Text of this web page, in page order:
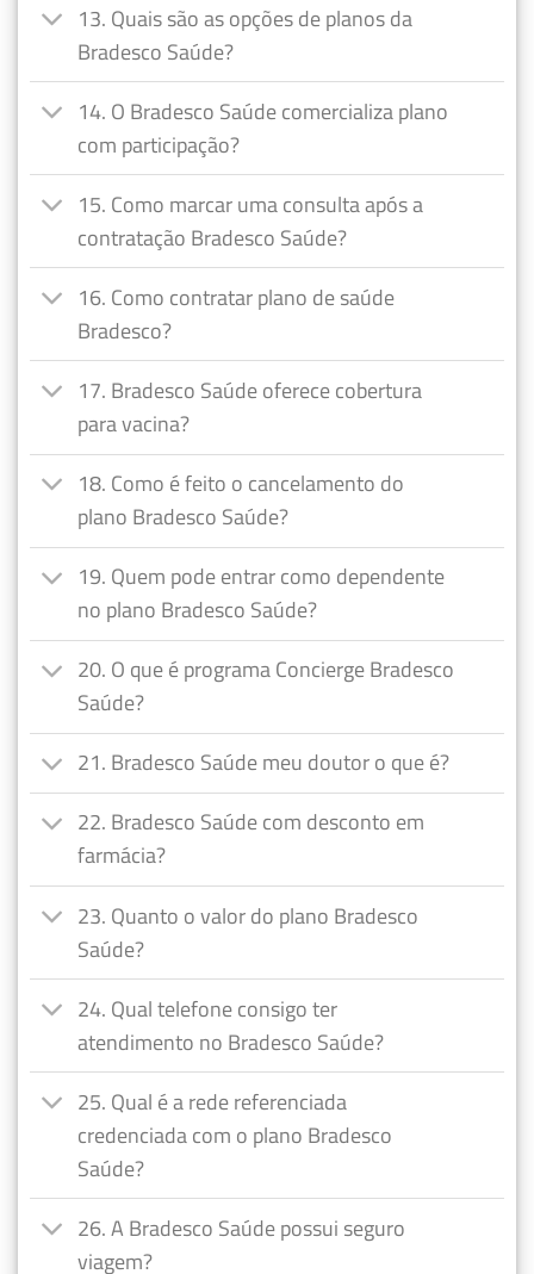
13. Quais são as opções de planos da
Bradesco Saúde?
14. O Bradesco Saúde comercializa plano
com participação?
15. Como marcar uma consulta após a
contratação Bradesco Saúde?
16. Como contratar plano de saúde
Bradesco?
17. Bradesco Saúde oferece cobertura
para vacina?
18. Como é feito o cancelamento do
plano Bradesco Saúde?
19. Quem pode entrar como dependente
no plano Bradesco Saúde?
20. O que é programa Concierge Bradesco
Saúde?
21. Bradesco Saúde meu doutor o que é?
22. Bradesco Saúde com desconto em
farmácia?
23. Quanto o valor do plano Bradesco
Saúde?
24. Qual telefone consigo ter
atendimento no Bradesco Saúde?
25. Qual é a rede referenciada
credenciada com o plano Bradesco
Saúde?
26. A Bradesco Saúde possui seguro
viagem?